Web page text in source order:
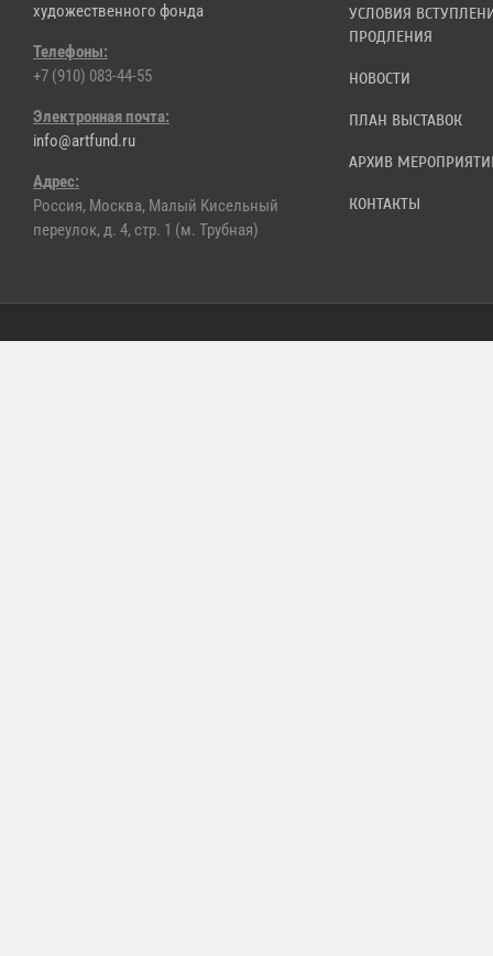
художественного фонда
Телефоны:
+7 (910) 083-44-55
Электронная почта:
info@artfund.ru
Адрес:
Россия, Москва, Малый Кисельный
переулок, д. 4, стр. 1 (м. Трубная)
УСЛОВИЯ
ПРОДЛЕНИЯ
НОВОСТИ
ПЛАН ВЫСТАВОК
АРХИВ
КОНТАКТЫ